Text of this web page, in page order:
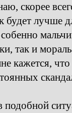
скорее
лучше
так и
кажется,